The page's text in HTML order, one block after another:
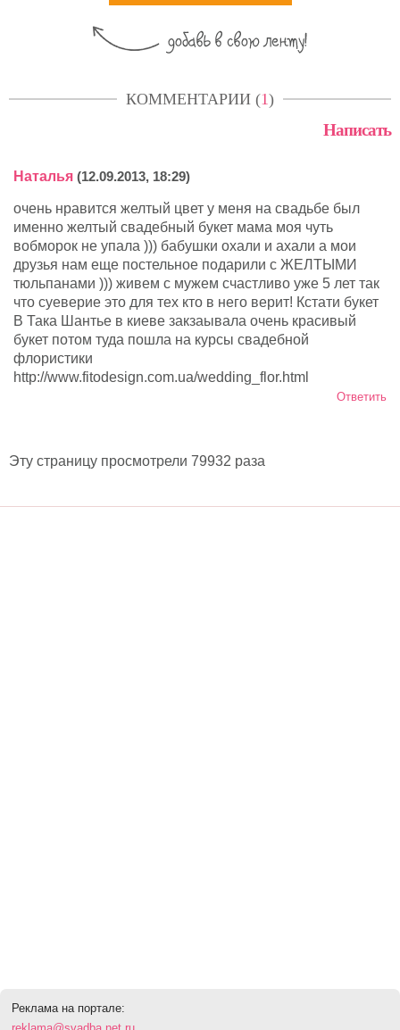
КОММЕНТАРИИ (1)
Написать
Наталья (12.09.2013, 18:29)
очень нравится желтый цвет у меня на свадьбе был
именно желтый свадебный букет мама моя чуть
вобморок не упала ))) бабушки охали и ахали а мои
друзья нам еще постельное подарили с ЖЕЛТЫМИ
тюльпанами ))) живем с мужем счастливо уже 5 лет так
что суеверие это для тех кто в него верит! Кстати букет
В Така Шантье в киеве закзаывала очень красивый
букет потом туда пошла на курсы свадебной
флористики
http://www.fitodesign.com.ua/wedding_flor.html
Ответить
Эту страницу просмотрели 79932 раза
Реклама на портале: